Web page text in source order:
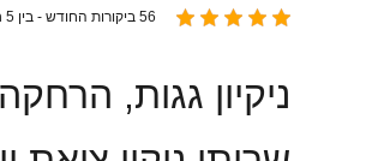
56 ביקורות החודש - בין 5 חברות הניקיון המומלצות בישראל
ניקיון גגות, הרחקה